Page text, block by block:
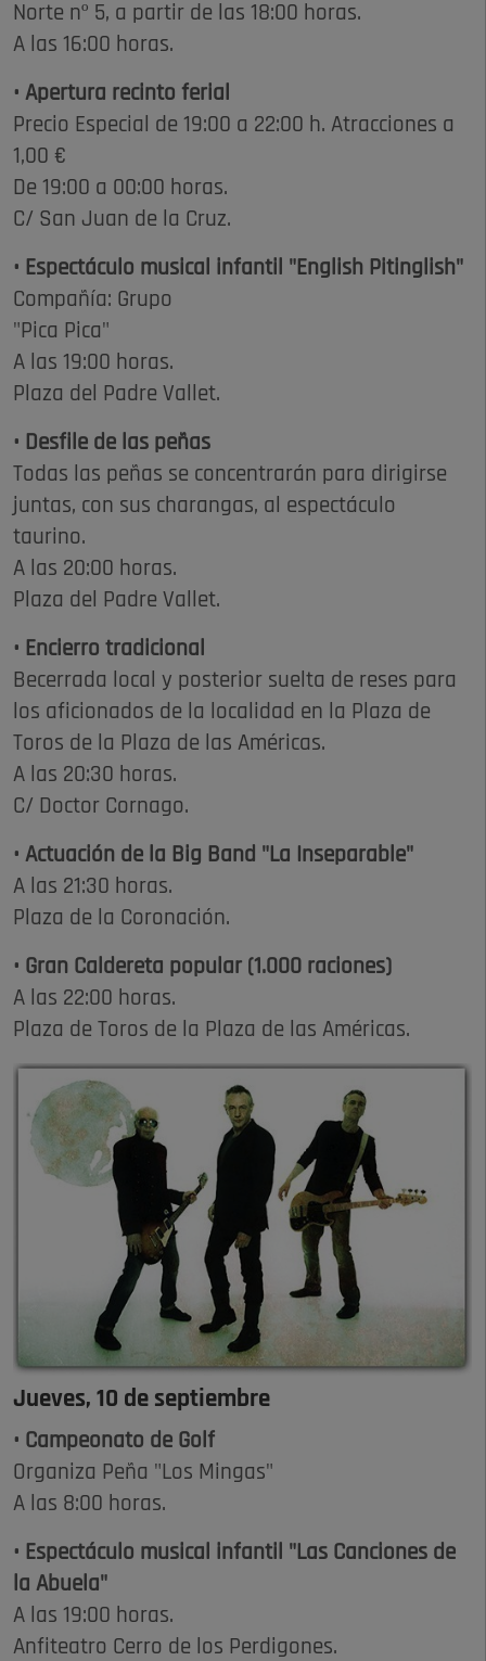
Norte nº 5, a partir de las 18:00 horas.
A las 16:00 horas.
• Apertura recinto ferial
Precio Especial de 19:00 a 22:00 h. Atracciones a
1,00 €
De 19:00 a 00:00 horas.
C/ San Juan de la Cruz.
• Espectáculo musical infantil "English Pitinglish"
Compañía: Grupo
"Pica Pica"
A las 19:00 horas.
Plaza del Padre Vallet.
• Desfile de las peñas
Todas las peñas se concentrarán para dirigirse
juntas, con sus charangas, al espectáculo
taurino.
A las 20:00 horas.
Plaza del Padre Vallet.
• Encierro tradicional
Becerrada local y posterior suelta de reses para
los aficionados de la localidad en la Plaza de
Toros de la Plaza de las Américas.
A las 20:30 horas.
C/ Doctor Cornago.
• Actuación de la Big Band "La Inseparable"
A las 21:30 horas.
Plaza de la Coronación.
• Gran Caldereta popular (1.000 raciones)
A las 22:00 horas.
Plaza de Toros de la Plaza de las Américas.
Jueves, 10 de septiembre
• Campeonato de Golf
Organiza Peña "Los Mingas"
A las 8:00 horas.
• Espectáculo musical infantil "Las Canciones de
la Abuela"
A las 19:00 horas.
Anfiteatro Cerro de los Perdigones.